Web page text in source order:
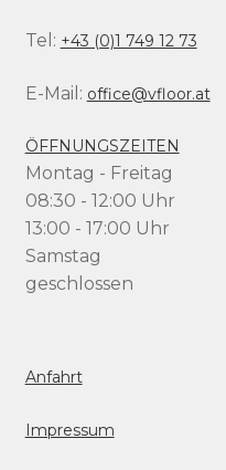
Tel: +43 (0)1 749 12 73
E-Mail: office@vfloor.at
ÖFFNUNGSZEITEN
Montag - Freitag
08:30 - 12:00 Uhr
13:00 - 17:00 Uhr
Samstag
geschlossen
Anfahrt
Impressum